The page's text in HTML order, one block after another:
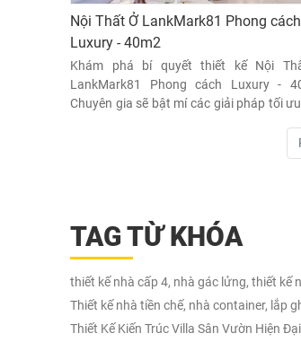
Nội Thất Ở LankMark81 Phong cách
Luxury - 40m2
Khám phá bí quyết thiết kế Nội
LankMark81 Phong cách Luxury -
Chuyên gia sẽ bật mí các giải pháp tối ưu
tích hợp công năng thông minh, biến
TAG TỪ KHÓA
thiết kế nhà cấp 4, nhà gác lửng, thiết kế
Thiết kế nhà tiền chế, nhà container, lắp
Thiết Kế Kiến Trúc Villa Sân Vườn Hiện